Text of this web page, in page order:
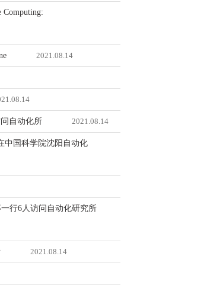
2021.08.14
自动化所 2021.08.14
中国科学院沈阳自动化
行6人访问自动化研究所
2021.08.14